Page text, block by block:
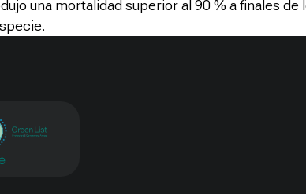
una mortalidad superior al 90 % a finales